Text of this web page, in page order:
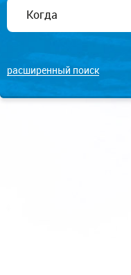
расширенный поиск